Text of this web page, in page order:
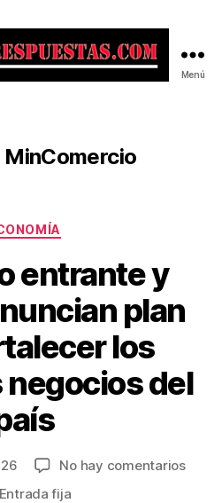
Menú
MinComercio
Categorías
entrante y
plan
los
del
No hay comentariosen
Entrada fija